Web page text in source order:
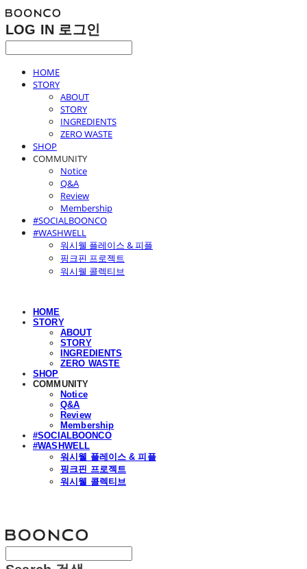
LOG IN 로그인
HOME
STORY
ABOUT
STORY
INGREDIENTS
ZERO WASTE
SHOP
COMMUNITY
Notice
Q&A
Review
Membership
#SOCIALBOONCO
#WASHWELL
워시웰 플레이스 & 피플
핑크핀 프로젝트
워시웰 콜렉티브
HOME
STORY
ABOUT
STORY
INGREDIENTS
ZERO WASTE
SHOP
COMMUNITY
Notice
Q&A
Review
Membership
#SOCIALBOONCO
#WASHWELL
워시웰 플레이스 & 피플
핑크핀 프로젝트
워시웰 콜렉티브